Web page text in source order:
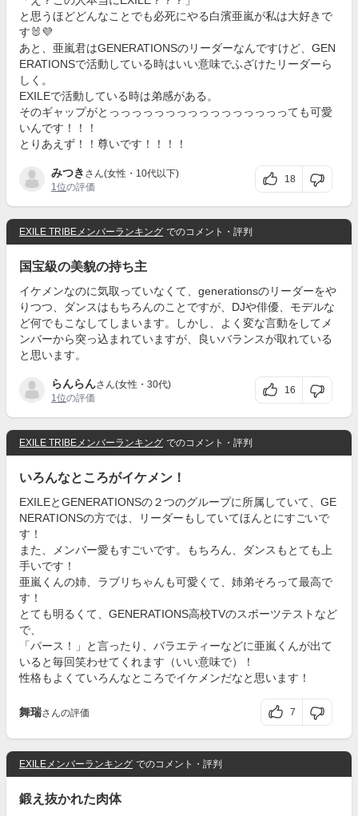
と思うほどどんなことでも必死にやる白濱亜嵐が私は大好きで
す🐰💜
あと、亜嵐君はGENERATIONSのリーダーなんですけど、GEN
ERATIONSで活動している時はいい意味でふざけたリーダーら
しく。
EXILEで活動している時は弟感がある。
そのギャップがとっっっっっっっっっっっっっっっっても可愛
いんです！！！
とりあえず！！尊いです！！！！
みつき さん(女性・10代以下)
1位の評価
18
EXILE TRIBEメンバーランキング でのコメント・評判
国宝級の美貌の持ち主
イケメンなのに気取っていなくて、generationsのリーダーをや
りつつ、ダンスはもちろんのことですが、DJや俳優、モデルな
ど何でもこなしてしまいます。しかし、よく変な言動をしてメ
ンバーから突っ込まれていますが、良いバランスが取れている
と思います。
らんらんさん(女性・30代)
1位の評価
16
EXILE TRIBEメンバーランキング でのコメント・評判
いろんなところがイケメン！
EXILEとGENERATIONSの２つのグループに所属していて、GE
NERATIONSの方では、リーダーもしていてほんとにすごいで
す！
また、メンバー愛もすごいです。もちろん、ダンスもとても上
手いです！
亜嵐くんの姉、ラブリちゃんも可愛くて、姉弟そろって最高で
す！
とても明るくて、GENERATIONS高校TVのスポーツテストなど
で、
「パース！」と言ったり、バラエティーなどに亜嵐くんが出て
いると毎回笑わせてくれます（いい意味で）！
性格もよくていろんなところでイケメンだなと思います！
舞瑞さんの評価 7
EXILEメンバーランキング でのコメント・評判
鍛え抜かれた肉体